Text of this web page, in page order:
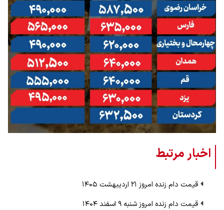
اخبار مرتبط
قیمت دام زنده امروز ۲۱ اردیبهشت ۱۴۰۵
قیمت دام زنده امروز شنبه ۹ اسفند ۱۴۰۴